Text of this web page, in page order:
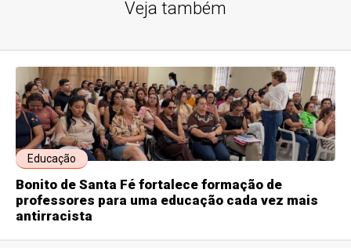
Veja também
Educação
Bonito de Santa Fé fortalece formação de
professores para uma educação cada vez mais
antirracista